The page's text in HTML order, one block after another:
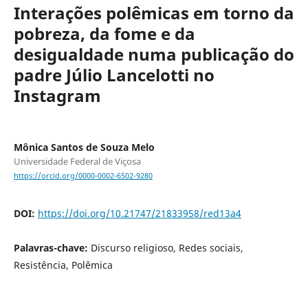
Interações polêmicas em torno da
pobreza, da fome e da
desigualdade numa publicação do
padre Júlio Lancelotti no
Instagram
Mônica Santos de Souza Melo
Universidade Federal de Viçosa
https://orcid.org/0000-0002-6502-9280
DOI: https://doi.org/10.21747/21833958/red13a4
Palavras-chave: Discurso religioso, Redes sociais,
Resistência, Polêmica